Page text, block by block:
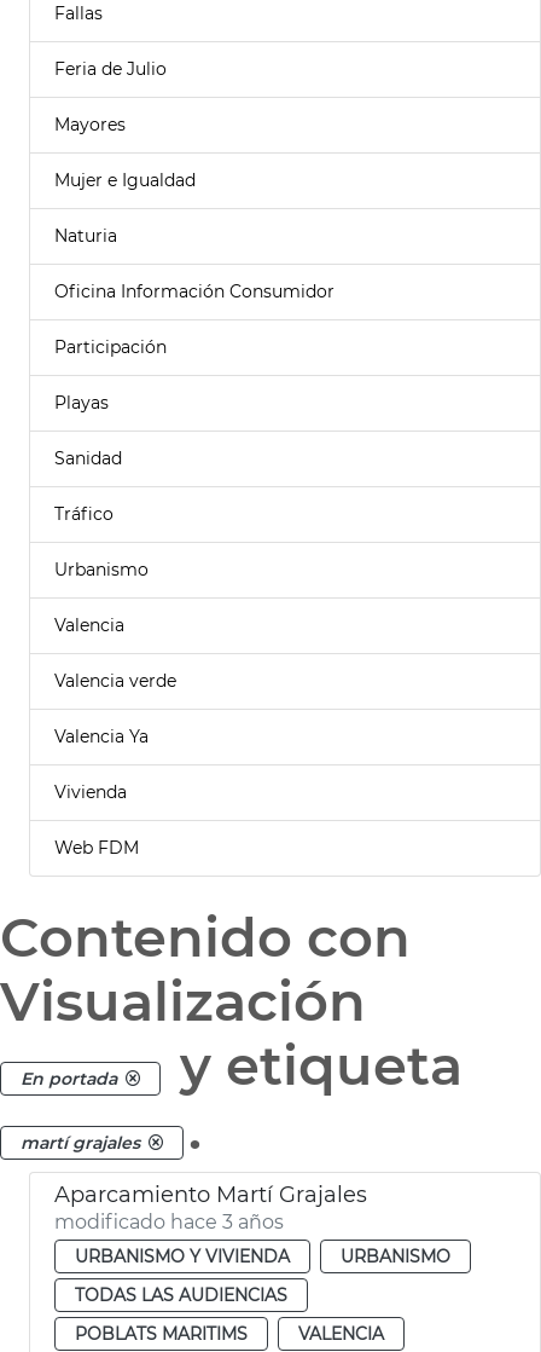
Fallas
Feria de Julio
Mayores
Mujer e Igualdad
Naturia
Oficina Información Consumidor
Participación
Playas
Sanidad
Tráfico
Urbanismo
Valencia
Valencia verde
Valencia Ya
Vivienda
Web FDM
Contenido con
Visualización
En portada y etiqueta
martí grajales .
Aparcamiento Martí Grajales
modificado hace 3 años
URBANISMO Y VIVIENDA
URBANISMO
TODAS LAS AUDIENCIAS
POBLATS MARITIMS
VALENCIA